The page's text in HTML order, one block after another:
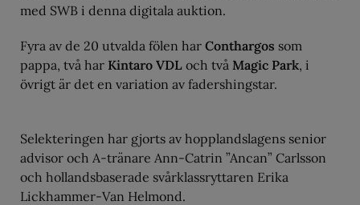
med SWB i denna digitala auktion.
Fyra av de 20 utvalda fölen har Conthargos som
pappa, två har Kintaro VDL och två Magic Park, i
övrigt är det en variation av fadershingstar.
Selekteringen har gjorts av hopplandslagens senior
advisor och A-tränare Ann-Catrin ”Ancan” Carlsson
och hollandsbaserade svårklassryttaren Erika
Lickhammer-Van Helmond.